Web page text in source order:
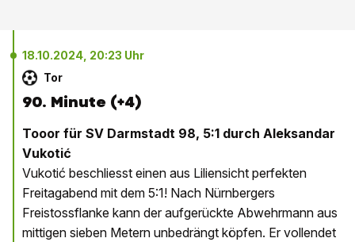
18.10.2024, 20:23 Uhr
Tor
90. Minute (+4)
Tooor für SV Darmstadt 98, 5:1 durch Aleksandar
Vukotić
Vukotić beschliesst einen aus Liliensicht perfekten
Freitagabend mit dem 5:1! Nach Nürnbergers
Freistossflanke kann der aufgerückte Abwehrmann aus
mittigen sieben Metern unbedrängt köpfen. Er vollendet